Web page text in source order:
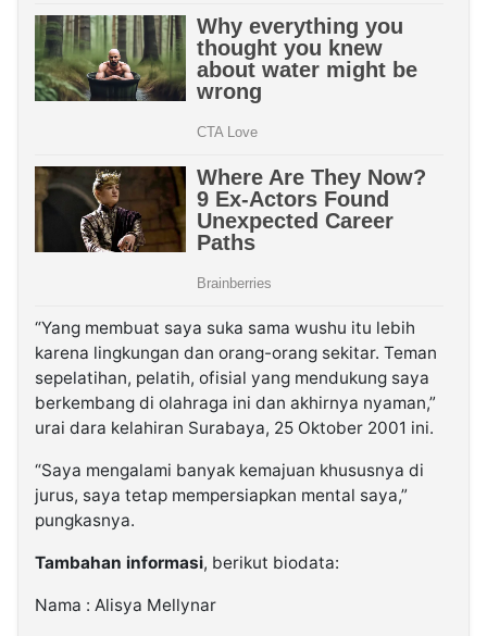
“Yang membuat saya suka sama wushu itu lebih
karena lingkungan dan orang-orang sekitar. Teman
sepelatihan, pelatih, ofisial yang mendukung saya
berkembang di olahraga ini dan akhirnya nyaman,”
urai dara kelahiran Surabaya, 25 Oktober 2001 ini.
“Saya mengalami banyak kemajuan khususnya di
jurus, saya tetap mempersiapkan mental saya,”
pungkasnya.
Tambahan informasi, berikut biodata:
Nama : Alisya Mellynar